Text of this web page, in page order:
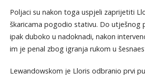
Poljaci su nakon toga uspjeli zaprijetiti
škaricama pogodio stativu. Do utješnog
ipak duboko u nadoknadi, nakon
im je penal zbog igranja rukom u
Lewandowskom je Lloris odbranio prvi